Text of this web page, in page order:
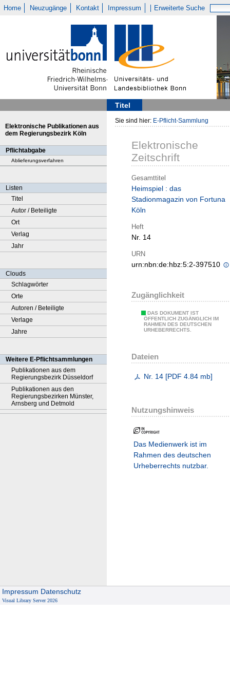
Home Neuzugänge Kontakt Impressum Erweiterte Suche
Titel
Elektronische Publikationen aus
dem Regierungsbezirk Köln
Pflichtabgabe
Ablieferungsverfahren
Listen
Titel
Autor / Beteiligte
Ort
Verlag
Jahr
Clouds
Schlagwörter
Orte
Autoren / Beteiligte
Verlage
Jahre
Weitere E-Pflichtsammlungen
Publikationen aus dem
Regierungsbezirk Düsseldorf
Publikationen aus den
Regierungsbezirken Münster,
Arnsberg und Detmold
Sie sind hier: E-Pflicht-Sammlung
Elektronische
Zeitschrift
Gesamttitel
Heimspiel : das
Stadionmagazin von Fortuna
Köln
Heft
Nr. 14
URN
urn:nbn:de:hbz:5:2-397510
Zugänglichkeit
DAS DOKUMENT IST
ÖFFENTLICH ZUGÄNGLICH IM
RAHMEN DES DEUTSCHEN
URHEBERRECHTS.
Dateien
Nr. 14 [PDF 4.84 mb]
Nutzungshinweis
Das Medienwerk ist im
Rahmen des deutschen
Urheberrechts nutzbar.
Impressum Datenschutz
Visual Library Server 2026